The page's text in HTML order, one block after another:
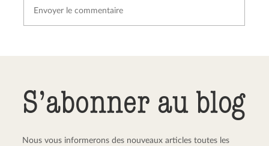
S’abonner au blog
Nous vous informerons des nouveaux articles toutes les